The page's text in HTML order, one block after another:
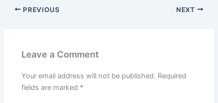
PREVIOUS NEXT
Leave a Comment
Your email address will not be published. Required
fields are marked *